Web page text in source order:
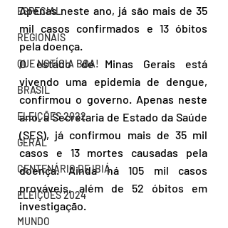
ESPECIAL
REGIONAIS
QUE NOTÍCIA BOA!
BRASIL
ELEIÇÕES 2022
GERAL
CENTENÁRIO DE IBIÁ
ELEIÇÕES 2024
MUNDO
Apenas neste ano, já são mais de 35
mil casos confirmados e 13 óbitos
pela doença.
O estado de Minas Gerais está
vivendo uma epidemia de dengue,
confirmou o governo. Apenas neste
ano, a Secretaria de Estado da Saúde
(SES), já confirmou mais de 35 mil
casos e 13 mortes causadas pela
doença. Ainda há 105 mil casos
prováveis, além de 52 óbitos em
investigação.